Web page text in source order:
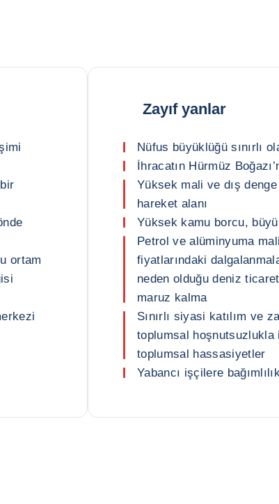
ortam
Zayıf yanlar
Nüfus büyüklüğü sınırlı
İhracatın Hürmüz
Yüksek mali ve dış
hareket alanı
Yüksek kamu borcu,
Petrol ve alüminyuma
fiyatlarındaki
neden olduğu deniz
maruz kalma
Sınırlı siyasi katılım ve
toplumsal
toplumsal hassasiyetler
Yabancı işçilere